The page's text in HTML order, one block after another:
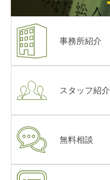
事務所紹介
スタッフ紹介
無料相談